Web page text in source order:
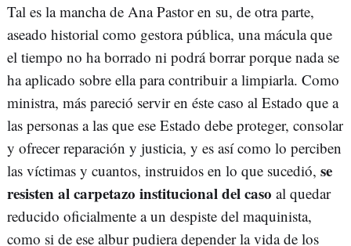
Tal es la mancha de Ana Pastor en su, de otra parte,
aseado historial como gestora pública, una mácula que
el tiempo no ha borrado ni podrá borrar porque nada se
ha aplicado sobre ella para contribuir a limpiarla. Como
ministra, más pareció servir en éste caso al Estado que a
las personas a las que ese Estado debe proteger, consolar
y ofrecer reparación y justicia, y es así como lo perciben
las víctimas y cuantos, instruidos en lo que sucedió, se
resisten al carpetazo institucional del caso al quedar
reducido oficialmente a un despiste del maquinista,
como si de ese albur pudiera depender la vida de los